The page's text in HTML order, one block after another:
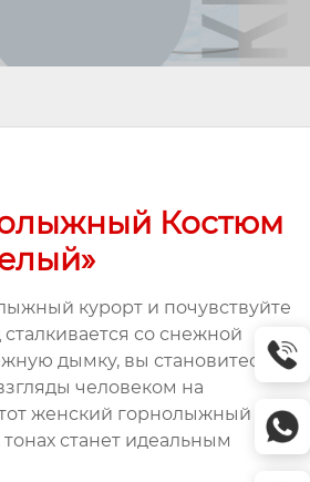
Костюм
курорт и почувствуйте
со снежной
дымку, вы становитесь
человеком на
женский горнолыжный
станет идеальным